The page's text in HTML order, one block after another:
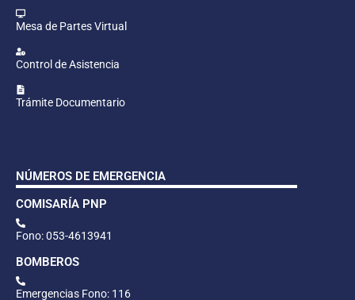
Mesa de Partes Virtual
Control de Asistencia
Trámite Documentario
NÚMEROS DE EMERGENCIA
COMISARÍA PNP
Fono: 053-4613941
BOMBEROS
Emergencias Fono: 116